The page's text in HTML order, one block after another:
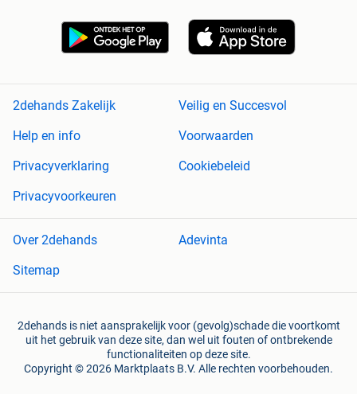
2dehands Zakelijk
Veilig en Succesvol
Help en info
Voorwaarden
Privacyverklaring
Cookiebeleid
Privacyvoorkeuren
Over 2dehands
Adevinta
Sitemap
2dehands is niet aansprakelijk voor (gevolg)schade die voortkomt
uit het gebruik van deze site, dan wel uit fouten of ontbrekende
functionaliteiten op deze site.
Copyright © 2026 Marktplaats B.V. Alle rechten voorbehouden.